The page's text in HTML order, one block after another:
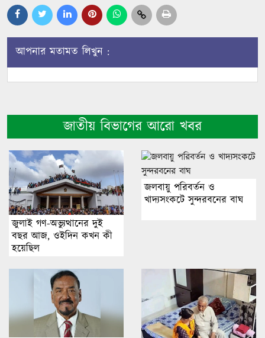
আপনার মতামত লিখুন :
জাতীয় বিভাগের আরো খবর
জুলাই গণ-অভ্যুত্থানের দুই
বছর আজ, ওইদিন কখন কী
হয়েছিল
জলবায়ু পরিবর্তন ও
খাদ্যসংকটে সুন্দরবনের বাঘ